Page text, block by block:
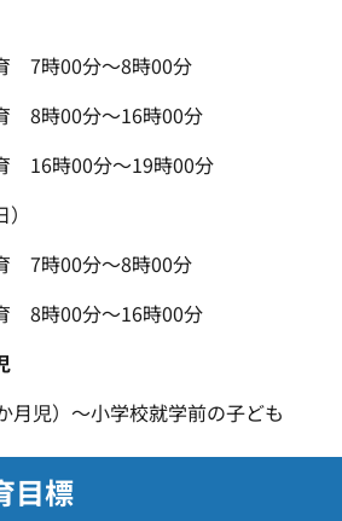
7時00分～8時00分
8時00分～16時00分
16時00分～19時00分
7時00分～8時00分
8時00分～16時00分
月児）～小学校就学前の子ども
目標